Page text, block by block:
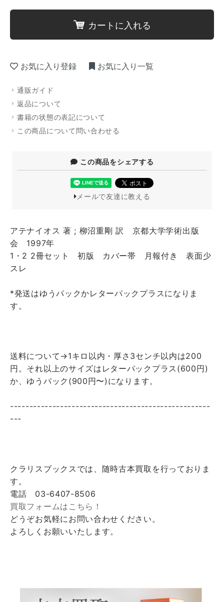
カートに入れる
お気に入り登録 お気に入り一覧
通販ガイド
返品について
書籍の状態の表記について
この商品について問い合わせる
この商品をシェアする
メールで友達に教える
アテナイオス 著 ; 柳沼重剛 訳 京都大学学術出版
会 1997年
1・2 2冊セット 初版 カバー帯 月報付き 表面少
スレ
*発送はゆうパックかレターパックプラスになりま
す。
送料について→1キロ以内・厚さ3センチ以内は200
円。それ以上のサイズはレターパックプラス(600円)
か、ゆうパック(900円〜)になります。
----------------------------------------------------
---
クラリスブックスでは、随時古本買取を行っておりま
す。
電話 03-6407-8506
買取フォームはこちら！
どうぞお気軽にお問い合わせください。
よろしくお願いいたします。